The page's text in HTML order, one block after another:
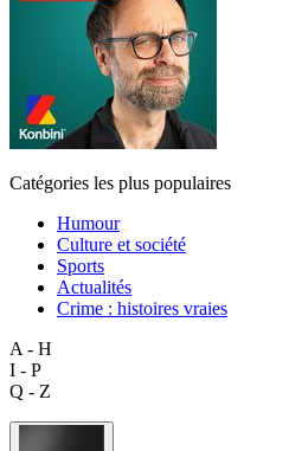
Catégories les plus populaires
Humour
Culture et société
Sports
Actualités
Crime : histoires vraies
A - H
I - P
Q - Z